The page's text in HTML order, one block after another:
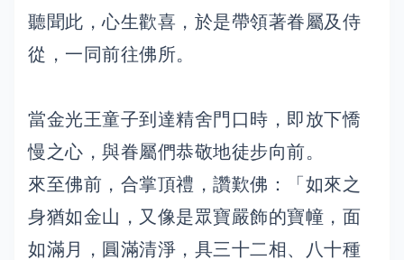
聽聞此，心生歡喜，於是帶領著眷屬及侍
從，一同前往佛所。
當金光王童子到達精舍門口時，即放下憍
慢之心，與眷屬們恭敬地徒步向前。
來至佛前，合掌頂禮，讚歎佛：「如來之
身猶如金山，又像是眾寶嚴飾的寶幢，面
如滿月，圓滿清淨，具三十二相、八十種